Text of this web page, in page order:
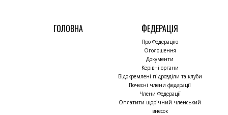
ГОЛОВНА ФЕДЕРАЦІЯ
Про Федерацію
Оголошення
Документи
Керівні органи
Відокремлені підрозділи та клуби
Почесні члени федерації
Члени Федерації
Оплатити щорічний членський
внесок